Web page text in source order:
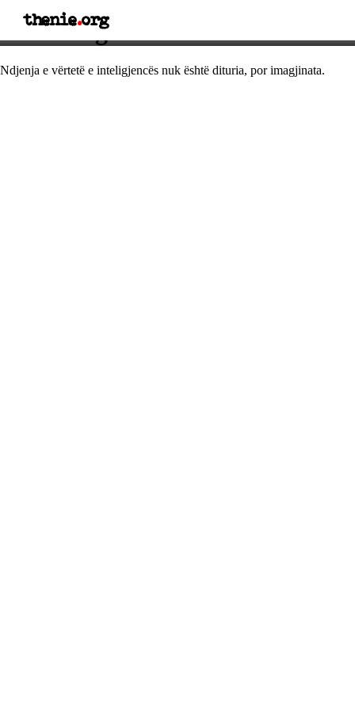
thenie.org
Thënie nga Albert Einstein
Ndjenja e vërtetë e inteligjencës nuk është dituria, por imagjinata.